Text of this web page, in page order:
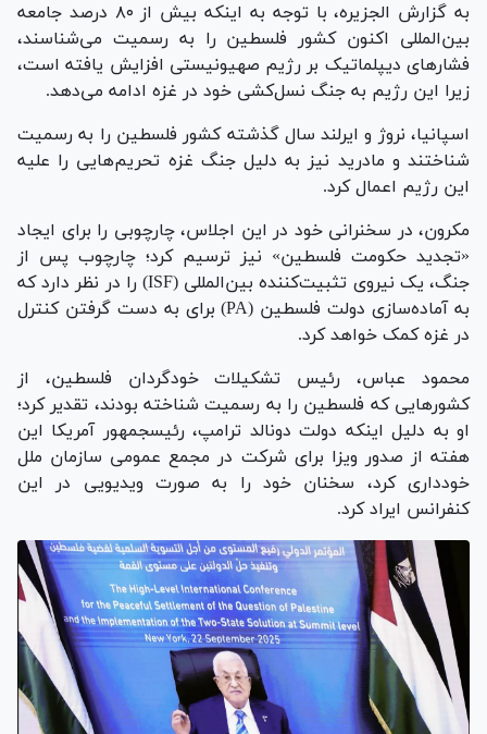
به گزارش الجزیره، با توجه به اینکه بیش از ۸۰ درصد جامعه
بین‌المللی اکنون کشور فلسطین را به رسمیت می‌شناسند،
فشار‌های دیپلماتیک بر رژیم صهیونیستی افزایش یافته است،
زیرا این رژیم به جنگ نسل‌کشی خود در غزه ادامه می‌دهد.
اسپانیا، نروژ و ایرلند سال گذشته کشور فلسطین را به رسمیت
شناختند و مادرید نیز به دلیل جنگ غزه تحریم‌هایی را علیه
این رژیم اعمال کرد.
مکرون، در سخنرانی خود در این اجلاس، چارچوبی را برای ایجاد
«تجدید حکومت فلسطین» نیز ترسیم کرد؛ چارچوب پس از
جنگ، یک نیروی تثبیت‌کننده بین‌المللی (ISF) را در نظر دارد که
به آماده‌سازی دولت فلسطین (PA) برای به دست گرفتن کنترل
در غزه کمک خواهد کرد.
محمود عباس، رئیس تشکیلات خودگردان فلسطین، از
کشور‌هایی که فلسطین را به رسمیت شناخته بودند، تقدیر کرد؛
او به دلیل اینکه دولت دونالد ترامپ، رئیس‎جمهور آمریکا این
هفته از صدور ویزا برای شرکت در مجمع عمومی سازمان ملل
خودداری کرد، سخنان خود را به صورت ویدیویی در این
کنفرانس ایراد کرد.